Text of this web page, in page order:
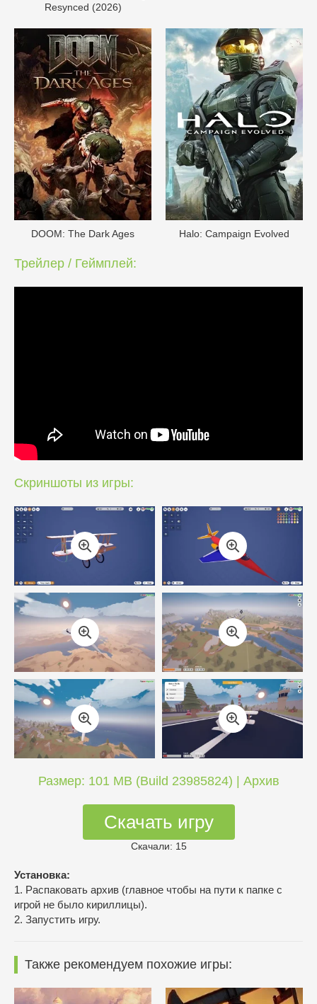
Resynced (2026)
DOОM: The Dark Ages Halo: Campaign Evolved
Трейлер / Геймплей:
Скриншоты из игры:
Размер: 101 MB (Build 23985824) | Архив
Скачать игру
Скачали: 15
Установка:
1. Распаковать архив (главное чтобы на пути к папке с
игрой не было кириллицы).
2. Запустить игру.
Также рекомендуем похожие игры: